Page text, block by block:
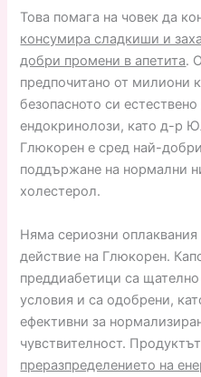
Това помага на човек да
консумира сладкиши и
добри промени в апетита.
предпочитано от милиони
безопасното си
ендокринолози, като д-р
Глюкорен е сред най-
поддържане на нормални
холестерол.
Няма сериозни
действие на Глюкорен.
преддиабетици са
условия и са одобрени,
ефективни за
чувствителност.
преразпределението на